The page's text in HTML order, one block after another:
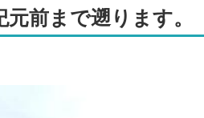
前まで遡ります。